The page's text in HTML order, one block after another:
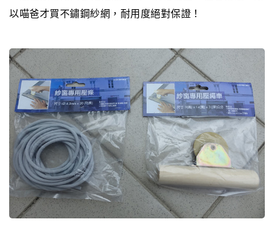
以喵爸才買不鏽鋼紗網，耐用度絕對保證！